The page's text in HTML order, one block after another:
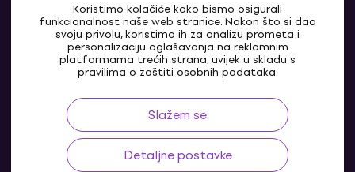
Koristimo kolačiće kako bismo osigurali
funkcionalnost naše web stranice. Nakon što si dao
svoju privolu, koristimo ih za analizu prometa i
personalizaciju oglašavanja na reklamnim
platformama trećih strana, uvijek u skladu s
pravilima o zaštiti osobnih podataka.
Slažem se
Detaljne postavke
HR